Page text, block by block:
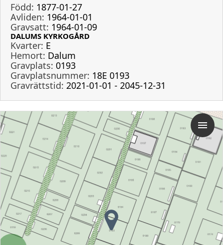
Född: 1877-01-27
Avliden: 1964-01-01
Gravsatt: 1964-01-09
DALUMS KYRKOGÅRD
Kvarter: E
Hemort: Dalum
Gravplats: 0193
Gravplatsnummer: 18E 0193
Gravrättstid: 2021-01-01 - 2045-12-31